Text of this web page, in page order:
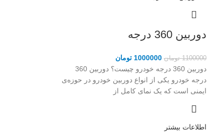
دوربین 360 درجه
1100000 تومان 1000000 تومان
دوربین 360 درجه خودرو چیست؟ دوربین 360
درجه خودرو یکی از انواع دوربین خودرو در حوزه‌ی
ایمنی است که یک نمای کامل از
اطلاعات بیشتر